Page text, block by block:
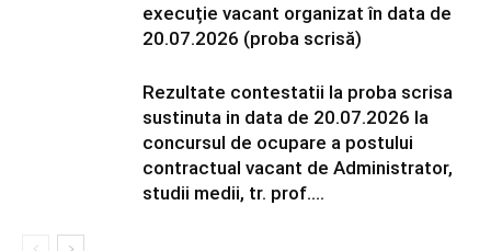
execuție vacant organizat în data de
20.07.2026 (proba scrisă)
Rezultate contestatii la proba scrisa
sustinuta in data de 20.07.2026 la
concursul de ocupare a postului
contractual vacant de Administrator,
studii medii, tr. prof....